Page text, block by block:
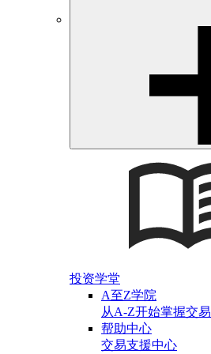
投资学堂
A至Z学院
从A-Z开始掌握交易
帮助中心
交易支援中心